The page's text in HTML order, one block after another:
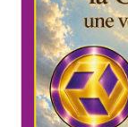
Crop Circles
Galerie
Mandalathèque